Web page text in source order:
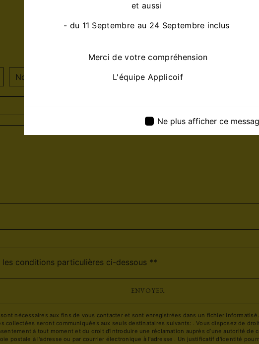
et aussi
- du 11 Septembre au 24 Septembre inclus
Merci de votre compréhension
L'équipe Applicoif
Ne plus afficher ce
Contactez nous
conditions particulières ci-dessous **
ENVOYER
nécessaires aux fins de vous contacter et sont enregistrées dans un fichier
collectées seront communiquées aux seuls destinataires suivants: . Vous disposez de
à tout moment et du droit d’introduire une réclamation auprès d’une autorité de
postale à l'adresse ou par courrier électronique à l'adresse . Un justificatif d'identité